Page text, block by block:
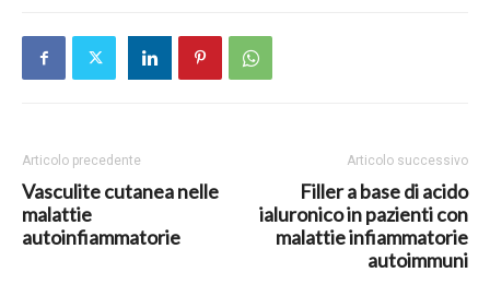
Articolo precedente
Vasculite cutanea nelle
malattie
autoinfiammatorie
Articolo successivo
Filler a base di acido
ialuronico in pazienti con
malattie infiammatorie
autoimmuni